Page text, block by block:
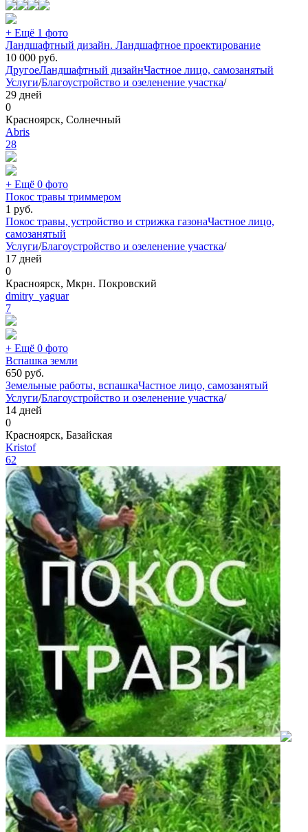
+ Ещё 1 фото
Ландшафтный дизайн. Ландшафтное проектирование
10 000 руб.
ДругоеЛандшафтный дизайнЧастное лицо, самозанятый
Услуги/Благоустройство и озеленение участка/
29 дней
0
Красноярск, Солнечный
Abris
28
+ Ещё 0 фото
Покос травы триммером
1 руб.
Покос травы, устройство и стрижка газонаЧастное лицо,
самозанятый
Услуги/Благоустройство и озеленение участка/
17 дней
0
Красноярск, Мкрн. Покровский
dmitry_yaguar
7
+ Ещё 0 фото
Вспашка земли
650 руб.
Земельные работы, вспашкаЧастное лицо, самозанятый
Услуги/Благоустройство и озеленение участка/
14 дней
0
Красноярск, Базайская
Kristof
62